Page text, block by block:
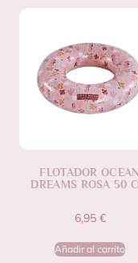
FLOTADOR OCEAN
DREAMS ROSA 50
6,95 €
Añadir al carrito